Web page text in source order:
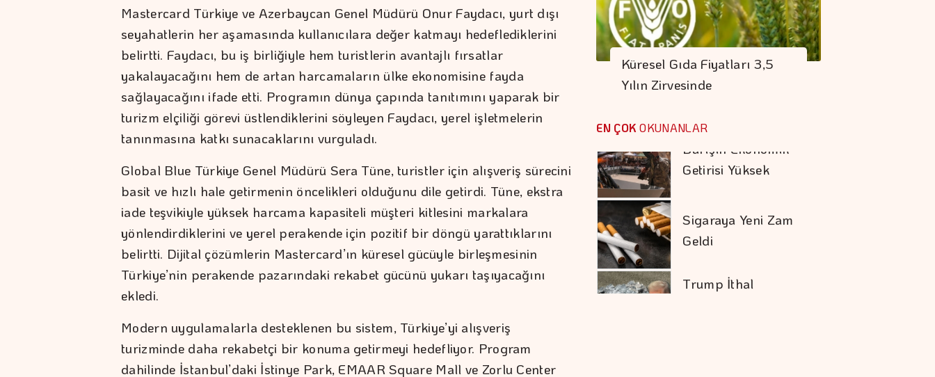
Mastercard Türkiye ve Azerbaycan Genel Müdürü Onur Faydacı, yurt dışı
seyahatlerin her aşamasında kullanıcılara değer katmayı hedeflediklerini
belirtti. Faydacı, bu iş birliğiyle hem turistlerin avantajlı fırsatlar
yakalayacağını hem de artan harcamaların ülke ekonomisine fayda
sağlayacağını ifade etti. Programın dünya çapında tanıtımını yaparak bir
turizm elçiliği görevi üstlendiklerini söyleyen Faydacı, yerel işletmelerin
tanınmasına katkı sunacaklarını vurguladı.
Global Blue Türkiye Genel Müdürü Sera Tüne, turistler için alışveriş sürecini
basit ve hızlı hale getirmenin öncelikleri olduğunu dile getirdi. Tüne, ekstra
iade teşvikiyle yüksek harcama kapasiteli müşteri kitlesini markalara
yönlendirdiklerini ve yerel perakende için pozitif bir döngü yarattıklarını
belirtti. Dijital çözümlerin Mastercard’ın küresel gücüyle birleşmesinin
Türkiye’nin perakende pazarındaki rekabet gücünü yukarı taşıyacağını
ekledi.
Modern uygulamalarla desteklenen bu sistem, Türkiye’yi alışveriş
turizminde daha rekabetçi bir konuma getirmeyi hedefliyor. Program
dahilinde İstanbul’daki İstinye Park, EMAAR Square Mall ve Zorlu Center
Küresel Gıda Fiyatları 3,5
Yılın Zirvesinde
EN ÇOK OKUNANLAR
"Finansman Zinciri
Kırılırsa üretim
Zinciri De Durur"
Getirisi Yüksek
Sigaraya Yeni Zam
Trump İthal
Tarife Uygulayacak